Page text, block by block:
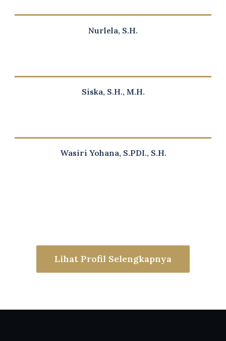
Nurlela, S.H.
Siska, S.H., M.H.
Wasiri Yohana, S.PDI., S.H.
Lihat Profil Selengkapnya